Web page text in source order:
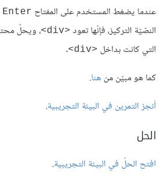
عندما يضغط المستخدم على المفتاح Enter
النصّيّة التركيز، فإنّها تعود <div>
التي كانت بداخل <div>
.
كما هو مبيّن منهنا.
أنجز التمرين في البيئة التجريبية.
الحل
افتح الحلّ في البيئة التجريبية.